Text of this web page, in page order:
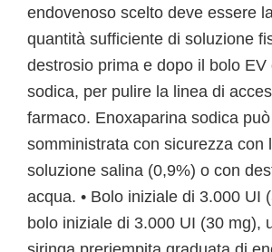
endovenoso scelto deve essere
quantità sufficiente di soluzione
destrosio prima e dopo il bolo
sodica, per pulire la linea di
farmaco. Enoxaparina sodica
somministrata con sicurezza con
soluzione salina (0,9%) o con
acqua. • Bolo iniziale di 3.000 UI
bolo iniziale di 3.000 UI (30 mg),